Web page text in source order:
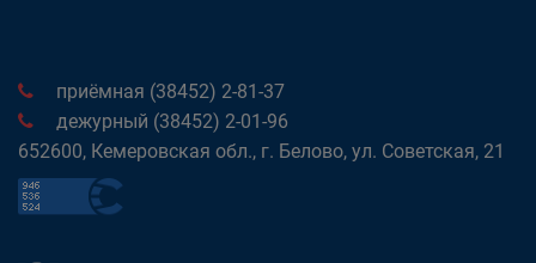
приёмная (38452) 2-81-37
дежурный (38452) 2-01-96
652600, Кемеровская обл., г. Белово, ул. Советская, 21